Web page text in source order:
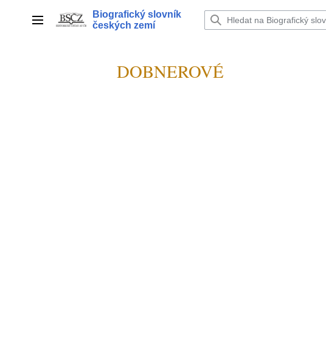
Hlavní menu
Biografický slovník
českých zemí
DOBNEROVÉ